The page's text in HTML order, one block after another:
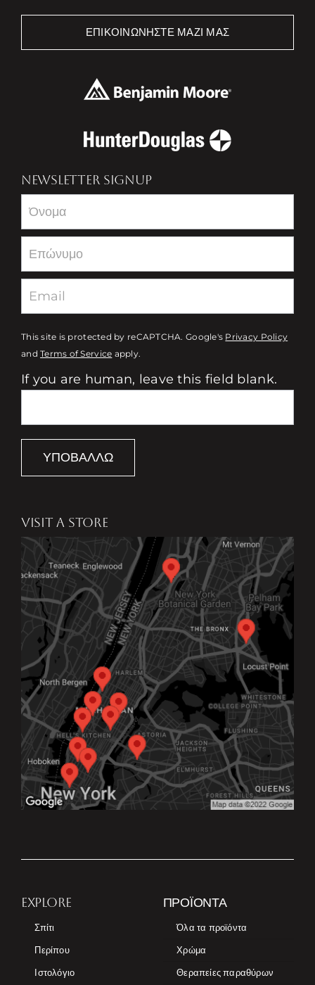
ΕΠΙΚΟΙΝΩΝΉΣΤΕ ΜΑΖΊ ΜΑΣ
NEWSLETTER SIGNUP
Newsletter
This site is protected by reCAPTCHA. Google's Privacy Policy
andTerms of Service apply.
If you are human, leave this field blank.
ΥΠΟΒΆΛΛΩ
VISIT A STORE
EXPLORE
Σπίτι
Περίπου
Ιστολόγιο
ΠΡΟΪΌΝΤΑ
Όλα τα προϊόντα
Χρώμα
Θεραπείες παραθύρων